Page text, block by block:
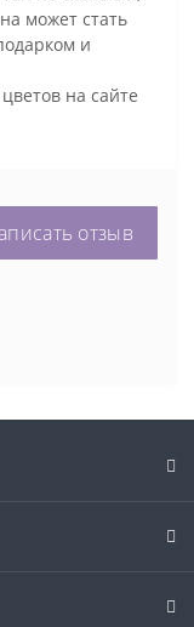
может стать
и
на сайте
отзыв